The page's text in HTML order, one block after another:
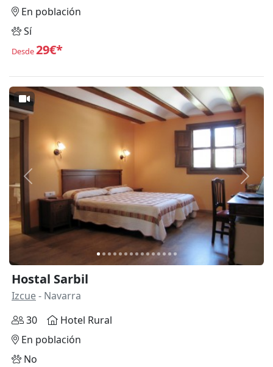
En población
Sí
Desde29€*
Anterior
Hostal Sarbil
Izcue- Navarra
30
Hotel Rural
En población
No